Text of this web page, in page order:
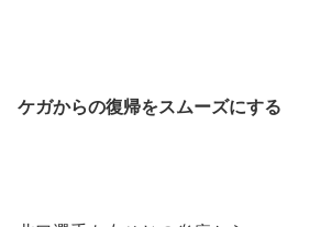
ケガからの復帰をスムーズにする